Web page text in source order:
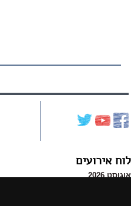
לוח אירועים
אוגוסט 2026